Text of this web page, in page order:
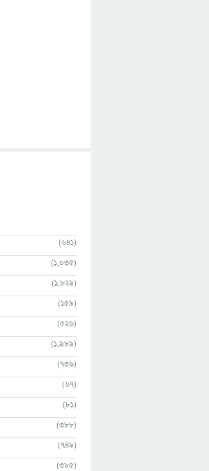
(641)
(1,035)
(1,829)
(159)
(526)
(1,989)
(736)
(67)
(81)
(388)
(749)
(385)